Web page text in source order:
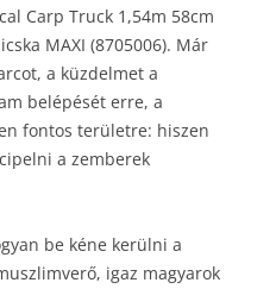
Carp Truck 1,54m 58cm
MAXI (8705006). Már
a küzdelmet a
belépését erre, a
fontos területre: hiszen
a zemberek
be kéne kerülni a
igaz magyarok